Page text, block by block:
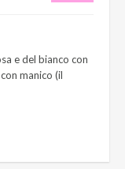
e del bianco con
manico (il